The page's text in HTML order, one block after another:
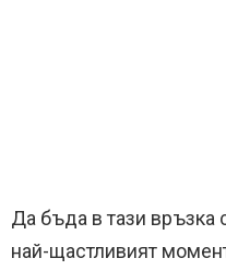
Да бъда в тази връзка
най-щастливият